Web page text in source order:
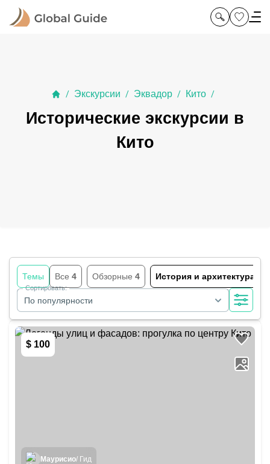
/ Экскурсии / Эквадор / Кито /
Исторические экскурсии в
Кито
Темы Все 4 Обзорные 4 История и архитектура
По популярности
Сортировать:
$ 100
Маурисио/ Гид